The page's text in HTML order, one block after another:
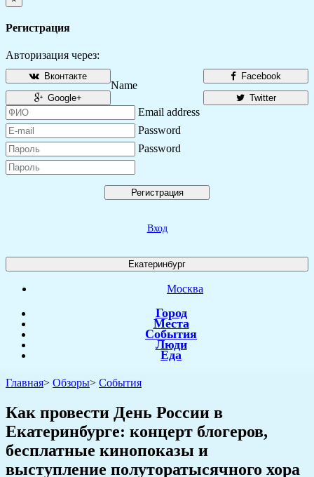
Регистрация
Авторизация через:
Facebook
Вконтакте
Twitter
Google+
Name
Email address
Password
Password
Регистрация
Вход
Екатеринбург
Москва
Город
Места
События
Люди
Еда
Главная> Обзоры> События
Как провести День России в
Екатеринбурге: концерт блогеров,
бесплатные кинопоказы и
выступление полуторатысячного хора